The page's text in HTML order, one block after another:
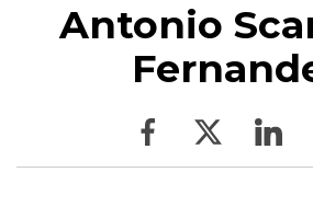
Antonio